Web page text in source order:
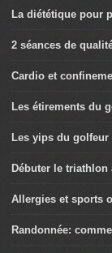
La diététique pour
2 séances de
Cardio et
Les étirements du
Les yips du golfeur
Débuter le triathlon
Allergies et sports
Randonnée: